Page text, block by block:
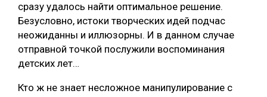
сразу удалось найти оптимальное решение.
Безусловно, истоки творческих идей подчас
неожиданны и иллюзорны. И в данном случае
отправной точкой послужили воспоминания
детских лет…
Кто ж не знает несложное манипулирование с